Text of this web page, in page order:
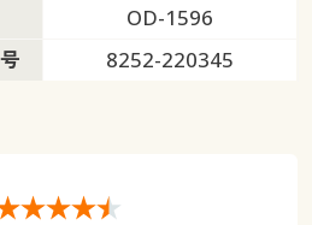
OD-1596
8252-220345